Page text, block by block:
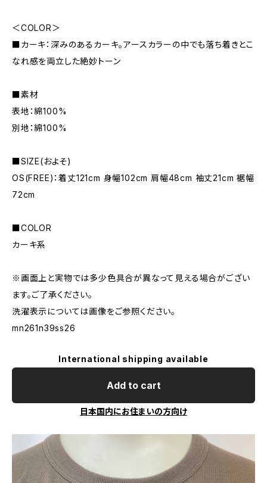
＜COLOR＞
■カーキ：深みのあるカーキ。アースカラーの中でも落ち着きとこ
なれ感を両立した絶妙トーン
■素材
表地：綿100%
別地：綿100%
■SIZE(およそ)
OS(FREE)：着丈121cm 身幅102cm 肩幅48cm 袖丈21cm 裾幅
72cm
■COLOR
カーキ系
※画面上と実物では多少色具合が異なって見える場合がござい
ます。ご了承ください。
洗濯表示については画像をご参照ください。
mn261n39ss26
International shipping available
Add to cart
日本国内にお住まいの方向け